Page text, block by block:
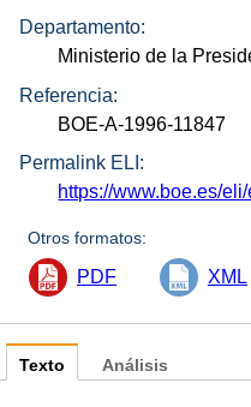
Departamento:
Ministerio de la
Referencia:
BOE-A-1996-11847
Permalink ELI:
https://www.boe.es/
Otros formatos:
PDF XML
Texto Análisis